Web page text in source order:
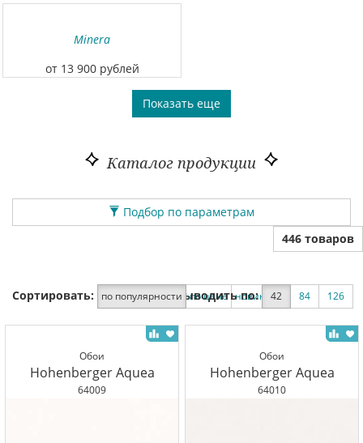
Minera
от 13 900 рублей
Показать еще
Каталог продукции
Подбор по параметрам
446 товаров
Сортировать: по популярности по цене новинки по скидке
Выводить по: 42 84 126
Обои
Hohenberger Aquea
64009
Обои
Hohenberger Aquea
64010